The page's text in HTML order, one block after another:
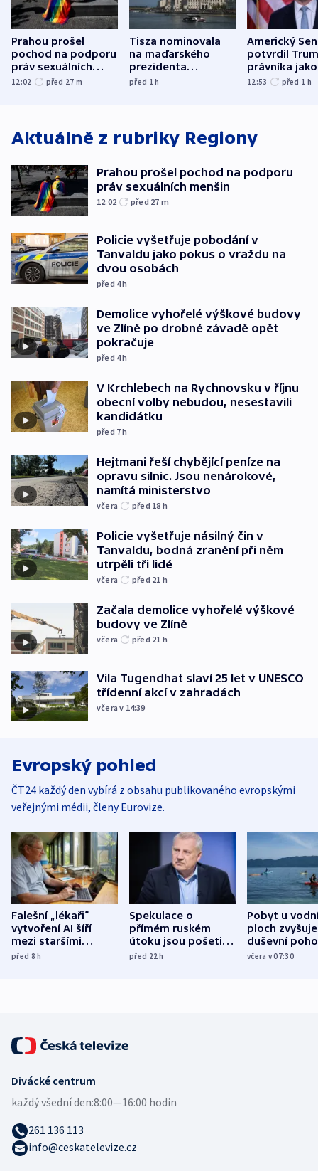
Prahou prošel
pochod na podporu
práv sexuálních
menšin
12:02 před 27 m
Tisza nominovala
na maďarského
prezidenta
bývalého šéfa
před 1h
Americký
potvrdil
právníka jako
ministra
12:53 před 1 h
Aktuálně z rubriky Regiony
Prahou prošel pochod na podporu
práv sexuálních menšin
12:02 před 27 m
Policie vyšetřuje pobodání v
Tanvaldu jako pokus o vraždu na
dvou osobách
před 4h
Demolice vyhořelé výškové budovy
ve Zlíně po drobné závadě opět
pokračuje
před 4h
V Krchlebech na Rychnovsku v říjnu
obecní volby nebudou, nesestavili
kandidátku
před 7h
Hejtmani řeší chybějící peníze na
opravu silnic. Jsou nenárokové,
namítá ministerstvo
včera před 18 h
Policie vyšetřuje násilný čin v
Tanvaldu, bodná zranění při něm
utrpěli tři lidé
včera před 21 h
Začala demolice vyhořelé výškové
budovy ve Zlíně
včera před 21 h
Vila Tugendhat slaví 25 let v UNESCO
třídenní akcí v zahradách
včera v 14:39
Evropský pohled
ČT24 každý den vybírá z obsahu publikovaného evropskými
veřejnými médii, členy Eurovize.
Falešní „lékaři“
vytvoření AI šíří
mezi staršími
Poláky nebezpečné
před 8h
Spekulace o
přímém ruském
útoku jsou pošetilé,
míní estonský
před 22h
Pobyt u
ploch zvyšuje
duševní
ukázala
včera v 07:30
Divácké centrum
každý všední den:8:00—16:00 hodin
261 136 113
info@ceskatelevize.cz